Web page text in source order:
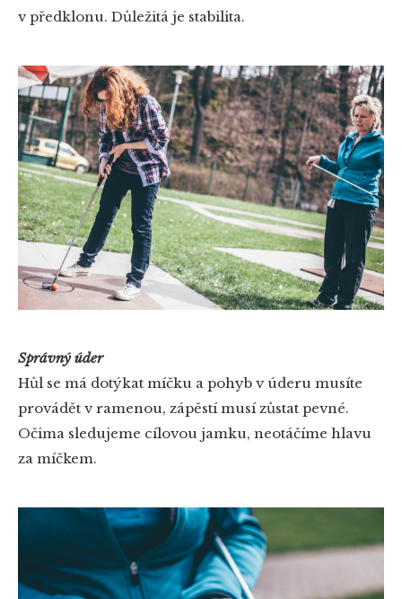
v předklonu. Důležitá je stabilita.
Správný úder
Hůl se má dotýkat míčku a pohyb v úderu musíte
provádět v ramenou, zápěstí musí zůstat pevné.
Očima sledujeme cílovou jamku, neotáčíme hlavu
za míčkem.